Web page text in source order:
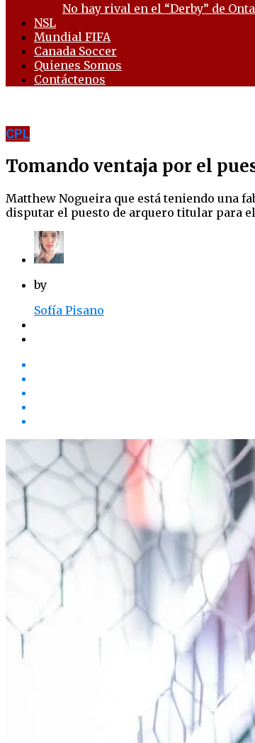
No hay rival en el “Derby” de
NSL
Mundial FIFA
Canada Soccer
Quienes Somos
Contáctenos
CPL
Tomando ventaja por el
Matthew Nogueira que está teniendo una
disputar el puesto de arquero titular para
by
Sofía Pisano